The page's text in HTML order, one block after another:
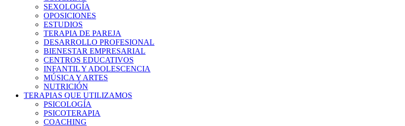
SEXOLOGÍA
OPOSICIONES
ESTUDIOS
TERAPIA DE PAREJA
DESARROLLO PROFESIONAL
BIENESTAR EMPRESARIAL
CENTROS EDUCATIVOS
INFANTIL Y ADOLESCENCIA
MÚSICA Y ARTES
NUTRICIÓN
TERAPIAS QUE UTILIZAMOS
PSICOLOGÍA
PSICOTERAPIA
COACHING